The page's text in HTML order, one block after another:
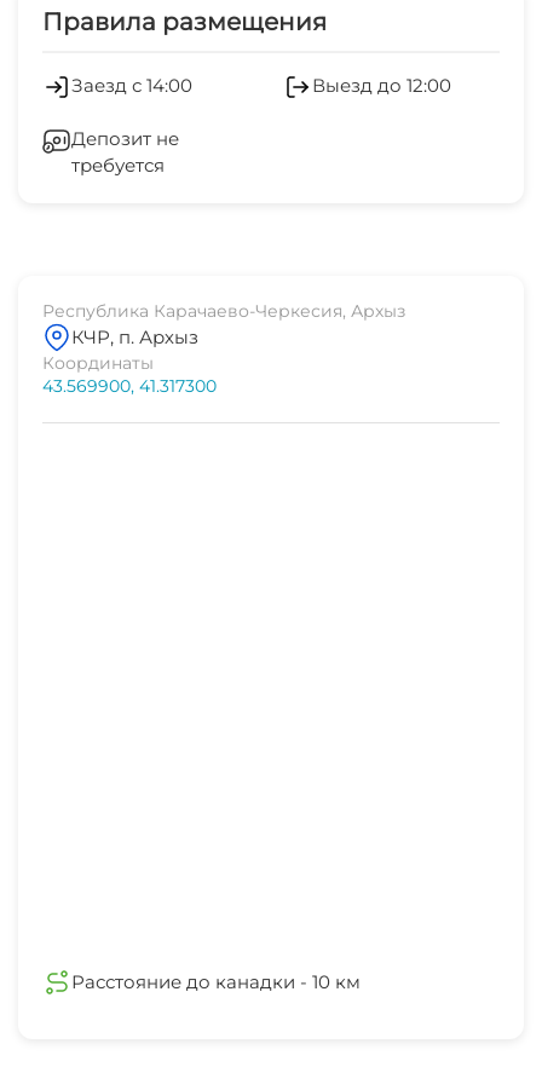
Только наличные
Правила размещения
Заезд с 14:00 Выезд до 12:00
Депозит не
требуется
Республика Карачаево-Черкесия, Архыз
КЧР, п. Архыз
Координаты
43.569900, 41.317300
Расстояние до канадки - 10 км